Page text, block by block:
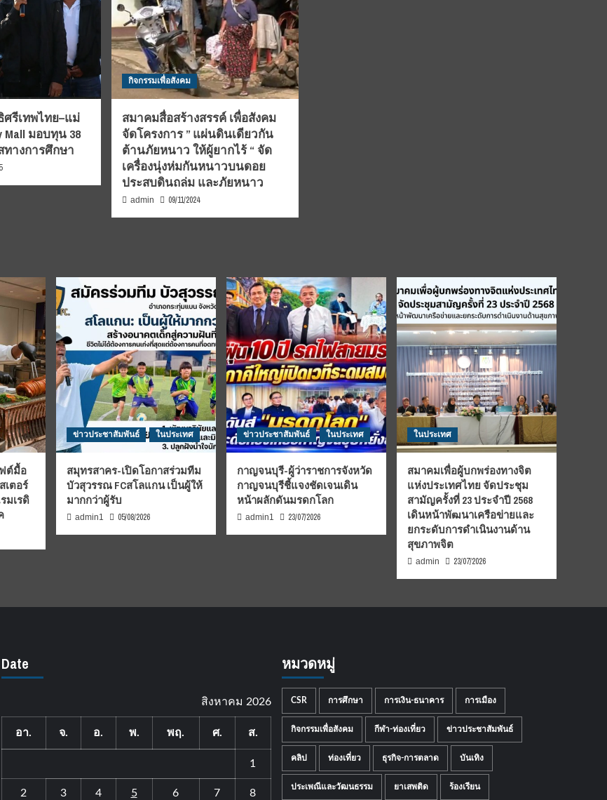
รีเทพไทย–แม่
Mall มอบทุน 38
างการศึกษา
กิจกรรมเพื่อสังคม
สมาคมสื่อสร้างสรรค์ เพื่อสังคม
จัดโครงการ ” แผ่นดินเดียวกัน
ต้านภัยหนาว ให้ผู้ยากไร้ “ จัด
เครื่องนุ่งห่มกันหนาวบนดอย
ประสบดินถล่ม และภัยหนาว
admin 09/11/2024
ต์มื้อ
เตอร์
มเรดิ
ข่าวประชาสัมพันธ์ ในประเทศ
สมุทรสาคร-เปิดโอกาสร่วมทีม
บัวสุวรรณ FCสโลแกน เป็นผู้ให้
มากกว่าผู้รับ
admin1 05/08/2026
ข่าวประชาสัมพันธ์ ในประเทศ
กาญจนบุรี-ผู้ว่าราชการจังหวัด
กาญจนบุรีชี้แจงชัดเจนเดิน
หน้าผลักดันมรดกโลก
admin1 23/07/2026
ในประเทศ
สมาคมเพื่อผู้บกพร่องทางจิต
แห่งประเทศไทย จัดประชุม
สามัญครั้งที่ 23 ประจำปี 2568
เดินหน้าพัฒนาเครือข่ายและ
ยกระดับการดำเนินงานด้าน
สุขภาพจิต
admin 23/07/2026
Date
สิงหาคม 2026
อา. จ. อ. พ. พฤ. ศ. ส.
1
2 3 4 5 6 7 8
หมวดหมู่
CSR การศึกษา การเงิน-ธนาคาร การเมือง
กิจกรรมเพื่อสังคม กีฬา-ท่องเที่ยว ข่าวประชาสัมพันธ์
คลิป ท่องเที่ยว ธุรกิจ-การตลาด บันเทิง
ประเพณีและวัฒนธรรม ยาเสพติด ร้องเรียน